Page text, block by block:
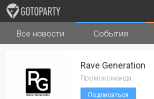
Города Музыка
Все новости События
Rave Generation
Промокоманда
Подписаться